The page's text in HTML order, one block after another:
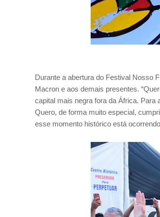
Durante a abertura do Festival Nosso
Macron e aos demais presentes.
capital mais negra fora da África. Para
Quero, de forma muito especial,
esse momento histórico está